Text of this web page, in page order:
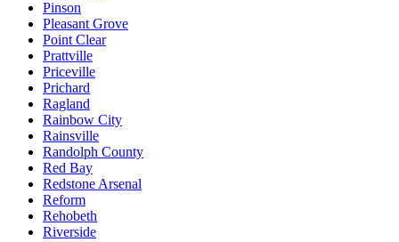
Pinson
Pleasant Grove
Point Clear
Prattville
Priceville
Prichard
Ragland
Rainbow City
Rainsville
Randolph County
Red Bay
Redstone Arsenal
Reform
Rehobeth
Riverside